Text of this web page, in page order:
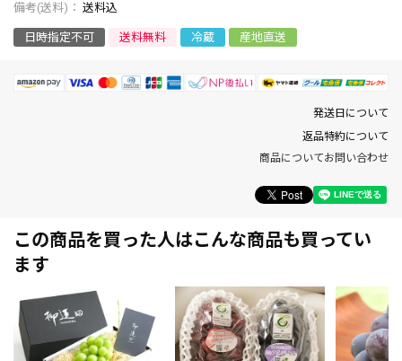
送料込
日時指定不可 送料無料 冷蔵 産地直送
発送日について
返品特約について
商品についてお問い合わせ
この商品を買った人はこんな商品も買ってい
ます